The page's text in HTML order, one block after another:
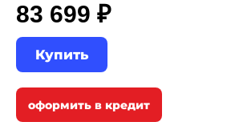
83 699 ₽
Купить